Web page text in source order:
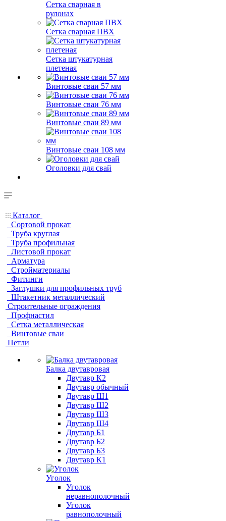
Сетка сварная в
рулонах
Сетка сварная ПВХ
Сетка штукатурная
плетеная
Винтовые сваи 57 мм
Винтовые сваи 76 мм
Винтовые сваи 89 мм
Винтовые сваи 108 мм
Оголовки для свай
Каталог
Сортовой прокат
Труба круглая
Труба профильная
Листовой прокат
Арматура
Стройматериалы
Фитинги
Заглушки для профильных труб
Штакетник металлический
Строительные ограждения
Профнастил
Сетка металлическая
Винтовые сваи
Петли
Балка двутавровая
Двутавр К2
Двутавр обычный
Двутавр Ш1
Двутавр Ш2
Двутавр Ш3
Двутавр Ш4
Двутавр Б1
Двутавр Б2
Двутавр Б3
Двутавр К1
Уголок
Уголок
неравнополочный
Уголок
равнополочный